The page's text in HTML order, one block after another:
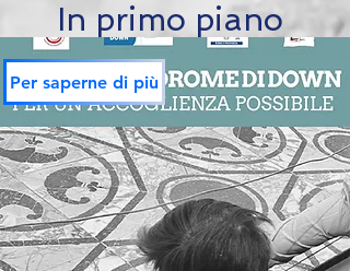
In primo piano
Per saperne di più